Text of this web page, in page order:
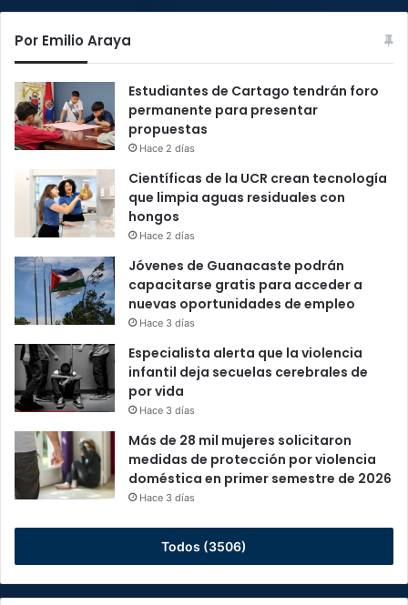
Por Emilio Araya
Estudiantes de Cartago tendrán foro
permanente para presentar
propuestas
Hace 2 días
Científicas de la UCR crean tecnología
que limpia aguas residuales con
hongos
Hace 2 días
Jóvenes de Guanacaste podrán
capacitarse gratis para acceder a
nuevas oportunidades de empleo
Hace 3 días
Especialista alerta que la violencia
infantil deja secuelas cerebrales de
por vida
Hace 3 días
Más de 28 mil mujeres solicitaron
medidas de protección por violencia
doméstica en primer semestre de 2026
Hace 3 días
Todos (3506)